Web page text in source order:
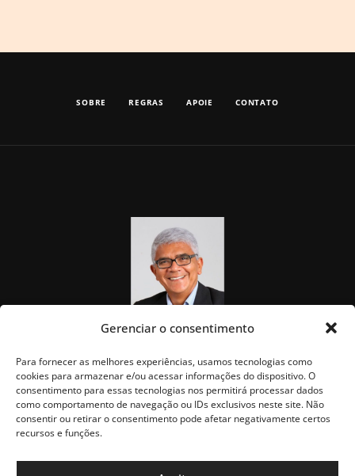
Gerenciar o consentimento
Para fornecer as melhores experiências, usamos tecnologias como
cookies para armazenar e/ou acessar informações do dispositivo. O
consentimento para essas tecnologias nos permitirá processar dados
como comportamento de navegação ou IDs exclusivos neste site. Não
consentir ou retirar o consentimento pode afetar negativamente certos
recursos e funções.
SOBRE REGRAS APOIE CONTATO